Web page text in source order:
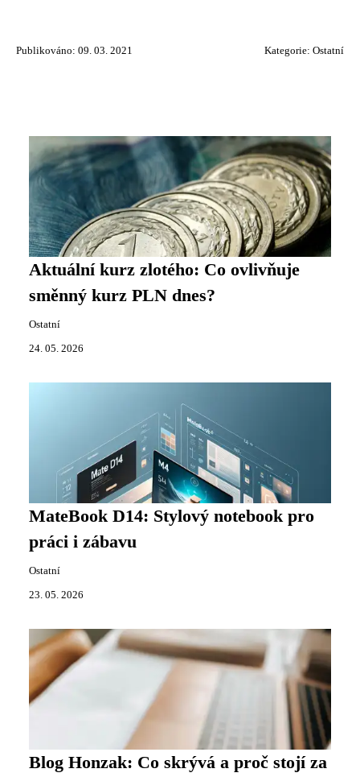
Publikováno: 09. 03. 2021 Kategorie: Ostatní
Aktuální kurz zlotého: Co ovlivňuje
směnný kurz PLN dnes?
Ostatní
24. 05. 2026
MateBook D14: Stylový notebook pro
práci i zábavu
Ostatní
23. 05. 2026
Blog Honzak: Co skrývá a proč stojí za